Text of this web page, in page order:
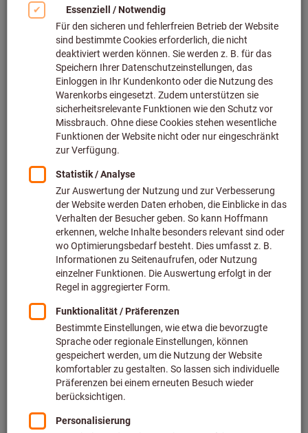
Bild zum Vergrößern anklicken
Preis pro 1 Stück
zzgl. MwSt.zzgl. Versandkosten